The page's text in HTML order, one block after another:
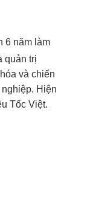
6 năm làm
quản trị
và chiến
Hiện
Tốc Việt.